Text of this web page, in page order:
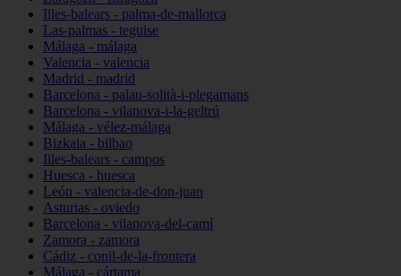
Illes-balears - palma-de-mallorca
Las-palmas - teguise
Málaga - málaga
Valencia - valencia
Madrid - madrid
Barcelona - palau-solità-i-plegamans
Barcelona - vilanova-i-la-geltrú
Málaga - vélez-málaga
Bizkaia - bilbao
Illes-balears - campos
Huesca - huesca
León - valencia-de-don-juan
Asturias - oviedo
Barcelona - vilanova-del-camí
Zamora - zamora
Cádiz - conil-de-la-frontera
Málaga - cártama